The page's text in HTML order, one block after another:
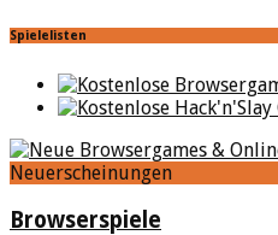
Spielelisten
Neuerscheinungen
Browserspiele